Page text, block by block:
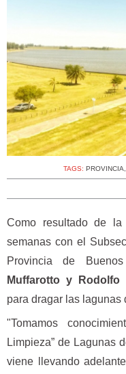
TAGS: PROVINCIA,
Como resultado de la
semanas con el
Provincia de
Muffarotto y Rodolfo
para dragar las lagunas
"Tomamos
Limpieza” de Lagunas
viene llevando